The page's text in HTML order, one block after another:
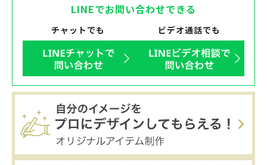
LINEでお問い合わせできる
チャットでも ビデオ通話でも